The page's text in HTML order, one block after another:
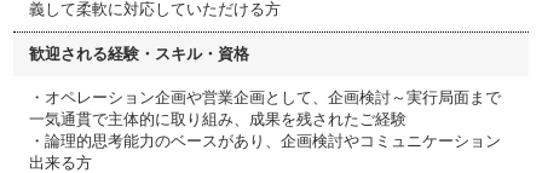
義して柔軟に対応していただける方
歓迎される経験・スキル・資格
・オペレーション企画や営業企画として、企画検討～実行局面まで
一気通貫で主体的に取り組み、成果を残されたご経験
・論理的思考能力のベースがあり、企画検討やコミュニケーション
出来る方